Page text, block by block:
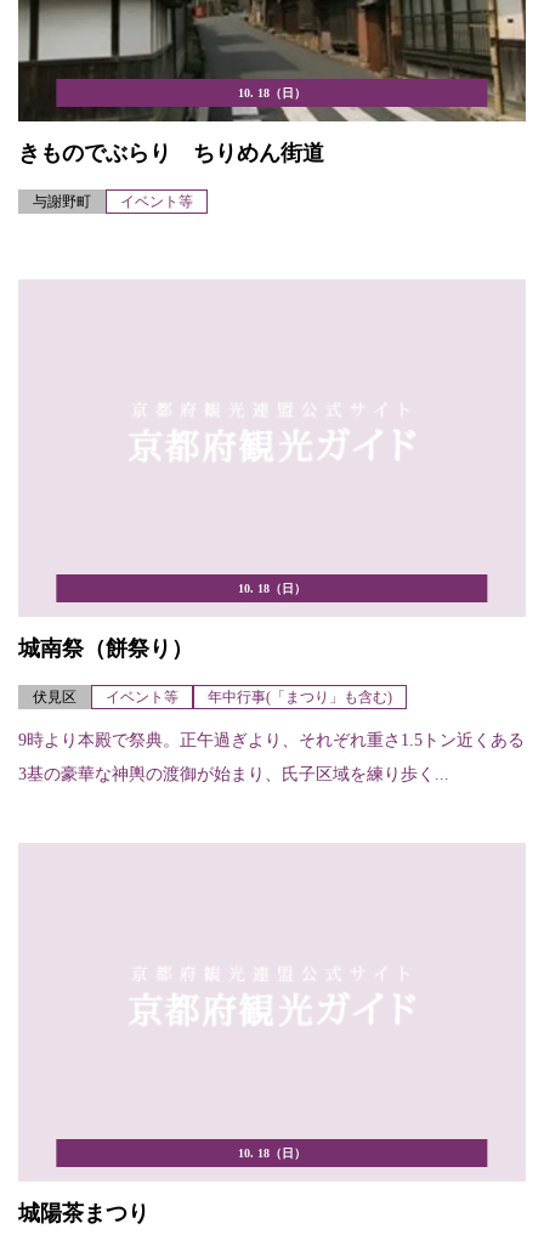
10. 18（日）
きものでぶらり ちりめん街道
与謝野町 イベント等
10. 18（日）
城南祭（餅祭り）
伏見区 イベント等 年中行事(「まつり」も含む)
9時より本殿で祭典。正午過ぎより、それぞれ重さ1.5トン近くある
3基の豪華な神輿の渡御が始まり、氏子区域を練り歩く...
10. 18（日）
城陽茶まつり